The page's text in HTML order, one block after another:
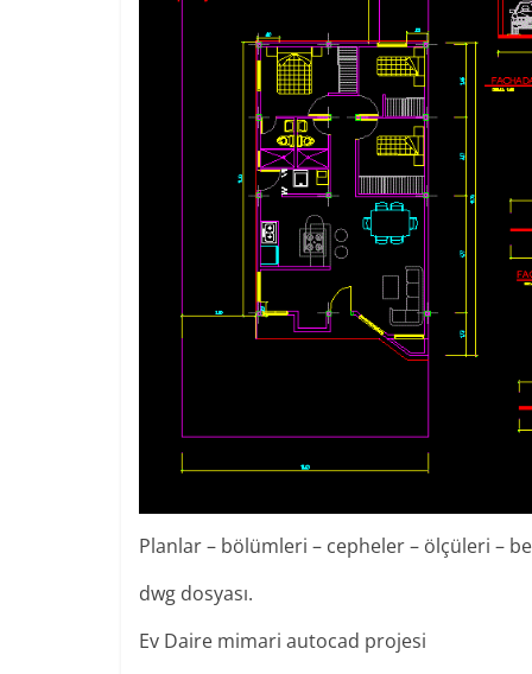
Planlar – bölümleri – cepheler – ölçüleri –
dwg dosyası.
Ev Daire mimari autocad projesi